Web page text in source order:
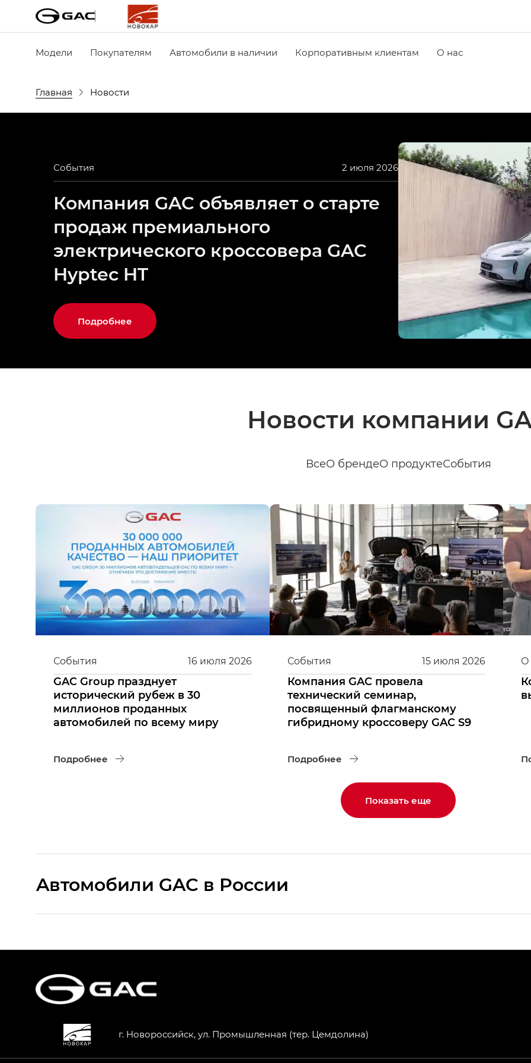
Модели Покупателям Автомобили в наличии Корпоративным клиентам О нас
Главная Новости
События 2 июля 2026
Компания GAC объявляет о старте
продаж премиального
электрического кроссовера GAC
Hyptec HT
Подробнее
Новости компании
ВсеО брендеО продуктеСобытия
16 июля 2026
События
GAC Group празднует
исторический рубеж в 30
миллионов проданных
автомобилей по всему миру
Подробнее
15 июля 2026
События
Компания GAC провела
технический семинар,
посвященный флагманскому
гибридному кроссоверу GAC S9
Подробнее
О
Показать еще
Aвтомобили GAC в России
HYPTEC HT — Хайптек Эйч Ти (HYPTEC HT) в комплектации Экс ПРЕМИУМ — EX PREMIUM
GS8 — Джи Эс 8 (GS8) в комплектациях Джи Эс 8 ТРЭВЕЛЛЕР — GS8 TRAVELLER, Джи Икс
г. Новороссийск, ул. Промышленная (тер. Цемдолина)